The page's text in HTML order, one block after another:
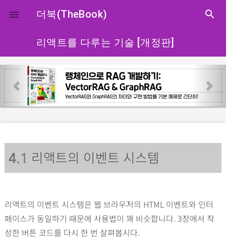
close
 더북(TheBook) search
리액트를 다루는 기술 [개정판]
p
r
e
o
u
s
n
e
x
4.1 리액트의 이벤트 시스템
리액트의 이벤트 시스템은 웹 브라우저의 HTML 이벤트와 인터
페이스가 동일하기 때문에 사용법이 꽤 비슷합니다. 3장에서 작
성한 버튼 코드를 다시 한 번 살펴봅시다.